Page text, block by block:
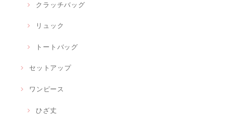
クラッチバッグ
リュック
トートバッグ
セットアップ
ワンピース
ひざ丈